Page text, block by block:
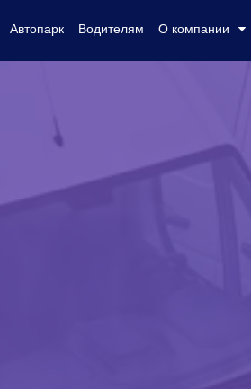
Автопарк Водителям О компании